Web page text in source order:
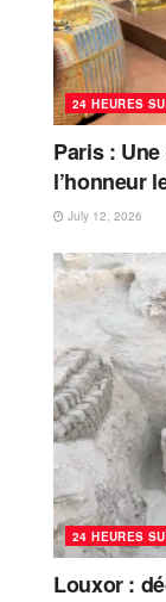
24 HEURES
Paris :
l’honneur
July 12, 2026
24 HEURES
Louxor :